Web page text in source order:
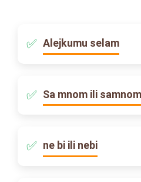
Alejkumu selam
Sa mnom ili samnom
ne bi ili nebi